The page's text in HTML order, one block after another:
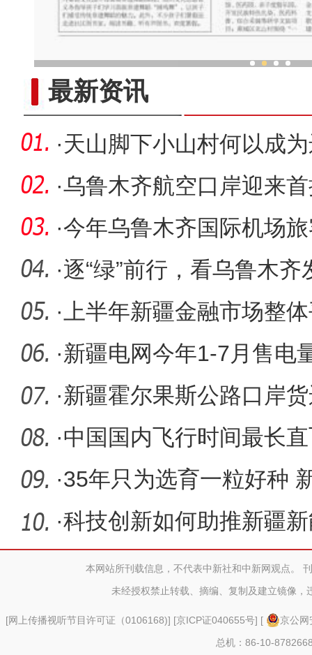
最新资讯
·天山脚下小山村何以成
·乌鲁木齐航空口岸迎来
展品
·今年乌鲁木齐国际机场
1500万人次
·逐“绿”前行，看乌鲁木
个全
· 上半年新疆金融市场整
助市场主
·新疆电网今年1-7月售电
史新高
·新疆霍尔果斯公路口岸
时通关
·中国国内飞行时间最长
航线开通
·35年只为选育一粒好种
评全国农
·科技创新如何助推新疆
本网站所刊载信息，不代表中新社和中新网观点。
未经授权禁止转载、摘编、复制及建立镜像，
[网上传播视听节目许可证（0106168)] [京ICP证040655号] [
京公
总机：86-10-